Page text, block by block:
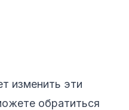
изменить эти
обратиться